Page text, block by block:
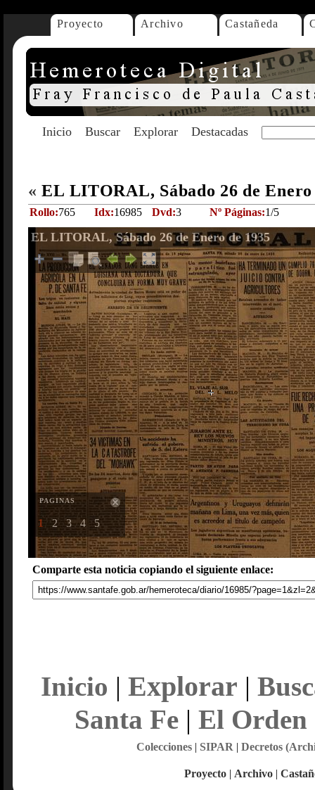
Proyecto Archivo Castañeda
Inicio Buscar Explorar Destacadas
« EL LITORAL, Sábado 26 de
Rollo:765 Idx:16985 Dvd:3 Nº Páginas:1/5
EL LITORAL, Sábado 26 de Enero de 1935
PAGINAS
1 2 3 4 5
Comparte esta noticia copiando el siguiente enlace:
Inicio | Explorar |
Santa Fe| El Orden
Colecciones| SIPAR | Decretos
Proyecto | Archivo |